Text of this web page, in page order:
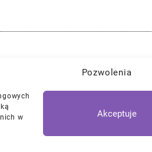
Pozwolenia
w
Akceptuje
Jakości Części Samochodowe z
Prywatności